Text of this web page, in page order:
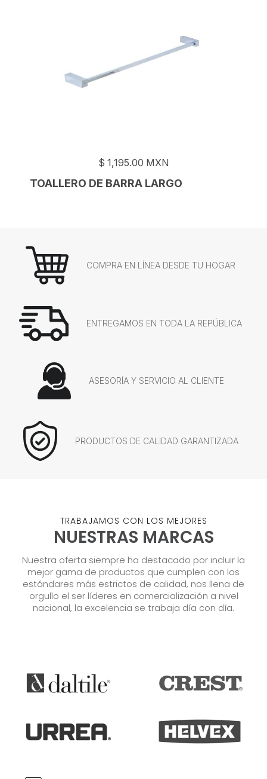
$ 1,195.00 MXN
TOALLERO DE BARRA LARGO
COMPRA EN LÍNEA DESDE TU HOGAR
ENTREGAMOS EN TODA LA REPÚBLICA
ASESORÍA Y SERVICIO AL CLIENTE
PRODUCTOS DE CALIDAD GARANTIZADA
TRABAJAMOS CON LOS MEJORES
NUESTRAS MARCAS
Nuestra oferta siempre ha destacado por incluir la
mejor gama de productos que cumplen con los
estándares más estrictos de calidad, nos llena de
orgullo el ser líderes en comercialización a nivel
nacional, la excelencia se trabaja día con día.